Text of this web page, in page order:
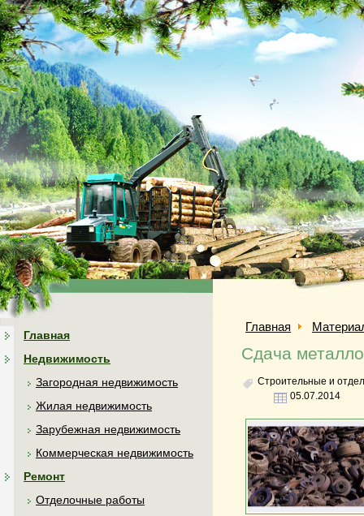
Главная
Недвижимость
Загородная недвижимость
Жилая недвижимость
Зарубежная недвижимость
Коммерческая недвижимость
Ремонт
Отделочные работы
Главная
Сдача
Строительные и
05.07.2014